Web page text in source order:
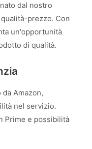
dal nostro
prezzo. Con
un'opportunità
di qualità.
Amazon,
nel servizio.
Prime e possibilità